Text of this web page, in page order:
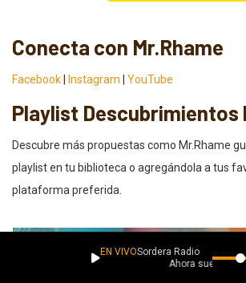
Conecta con Mr.Rhame
Facebook Instagram YouTube
Playlist Descubrimientos
Descubre más propuestas como Mr.Rhame
playlist en tu biblioteca o agregándola a tus
plataforma preferida.
EN VIVOSordera Radio
Ahora suena